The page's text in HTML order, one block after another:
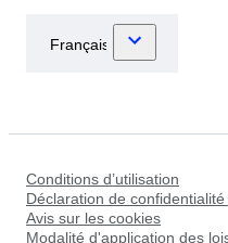
Conditions d’utilisation
Déclaration de
Avis sur les cookies
Modalité d'application des